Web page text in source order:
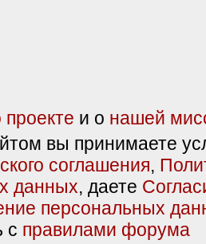
проекте и о нашей
вы принимаете
соглашения,
данных, даете
персональных
с правилами форума